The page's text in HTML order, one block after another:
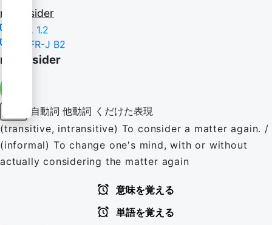
reconsider
TSL 1.2
CEFR-J B2
reconsider
自動詞 他動詞 くだけた表現
(transitive, intransitive) To consider a matter again. /
(informal) To change one's mind, with or without
actually considering the matter again
意味を覚える
単語を覚える